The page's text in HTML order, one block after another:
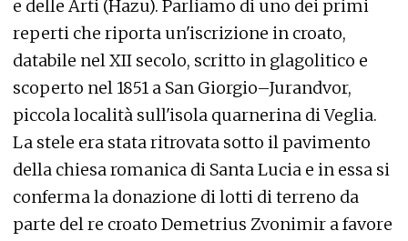
e delle Arti (Hazu). Parliamo di uno dei primi
reperti che riporta un'iscrizione in croato,
databile nel XII secolo, scritto in glagolitico e
scoperto nel 1851 a San Giorgio–Jurandvor,
piccola località sull'isola quarnerina di Veglia.
La stele era stata ritrovata sotto il pavimento
della chiesa romanica di Santa Lucia e in essa si
conferma la donazione di lotti di terreno da
parte del re croato Demetrius Zvonimir a favore